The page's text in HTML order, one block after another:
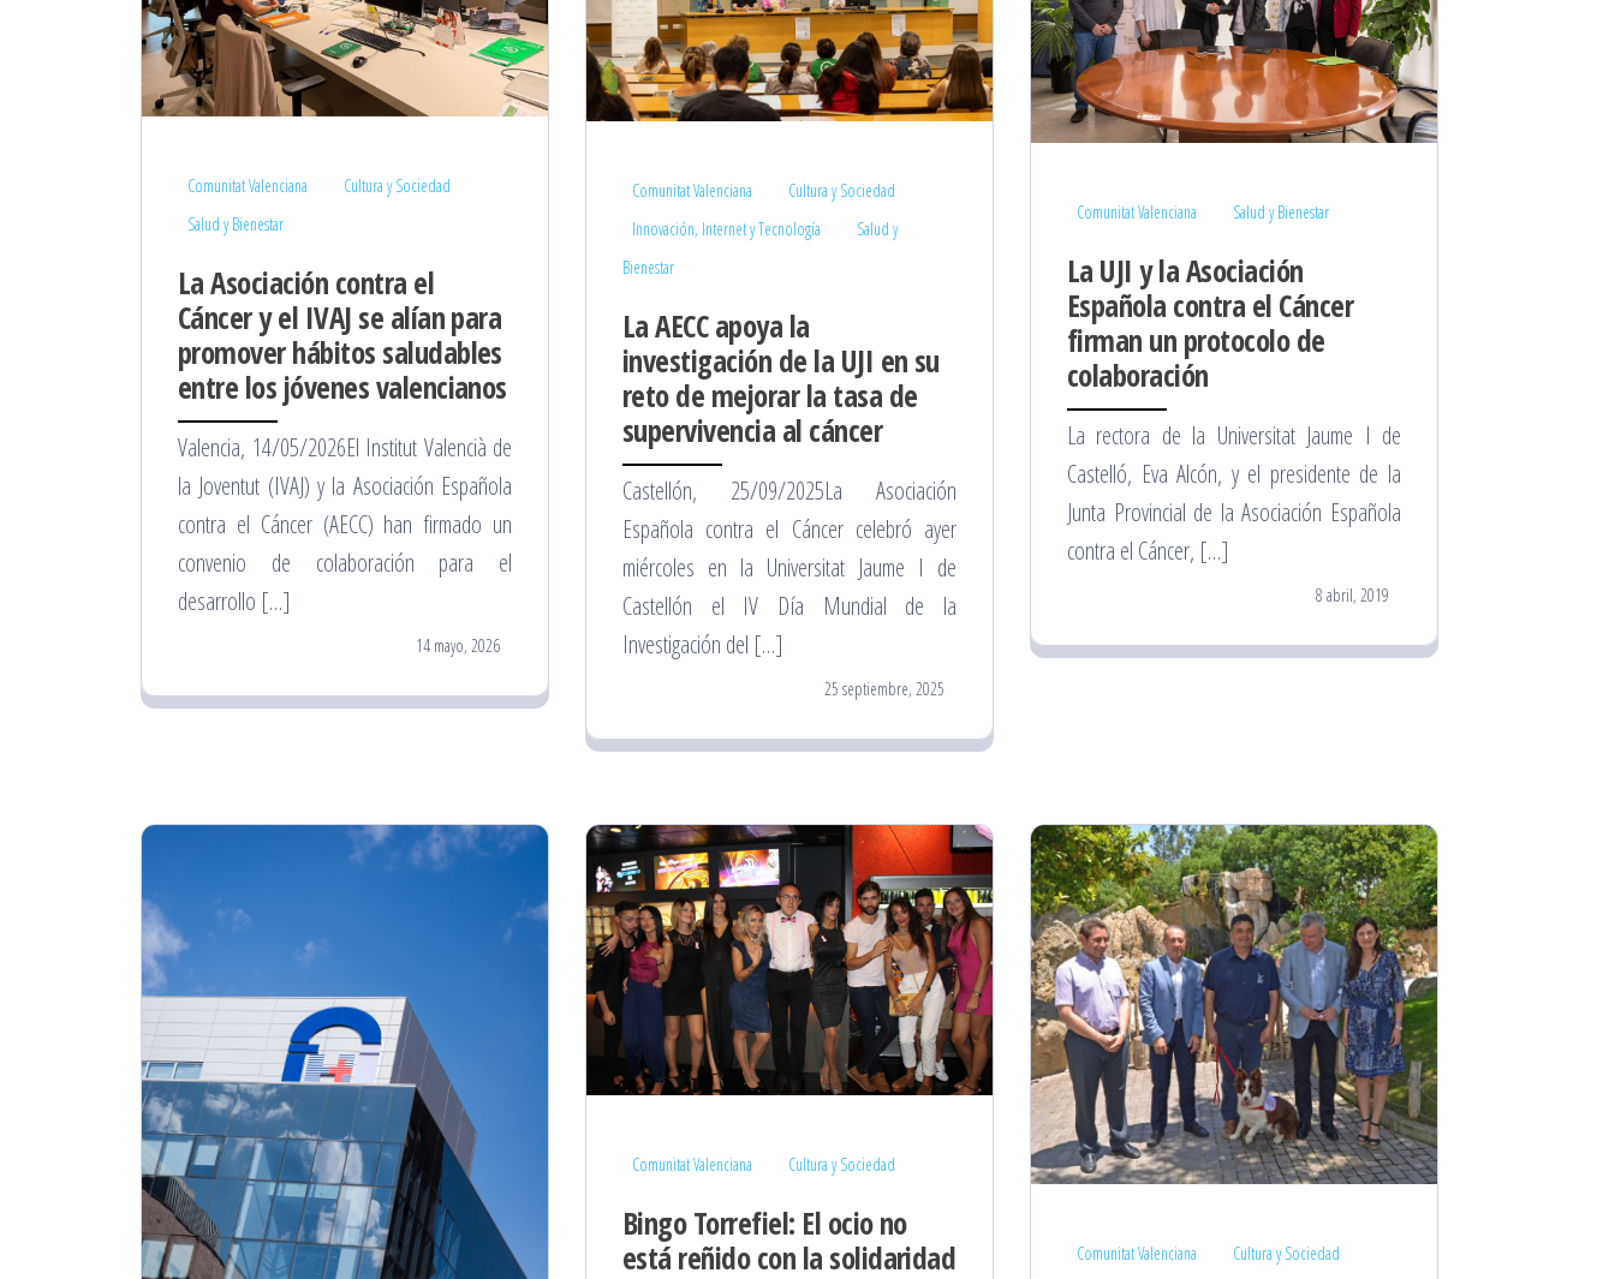
Comunitat Valenciana
Cultura y Sociedad
Salud y Bienestar
La Asociación contra el
Cáncer y el IVAJ se alían para
promover hábitos saludables
entre los jóvenes valencianos
Valencia, 14/05/2026El Institut Valencià de
la Joventut (IVAJ) y la Asociación Española
contra el Cáncer (AECC) han firmado un
convenio de colaboración para el
desarrollo […]
14 mayo, 2026
Comunitat Valenciana
Cultura y Sociedad
Innovación, Internet y Tecnología
Salud y
Bienestar
La AECC apoya la
investigación de la UJI en su
reto de mejorar la tasa de
supervivencia al cáncer
Castellón, 25/09/2025La Asociación
Española contra el Cáncer celebró ayer
miércoles en la Universitat Jaume I de
Castellón el IV Día Mundial de la
Investigación del […]
25 septiembre, 2025
Comunitat Valenciana Salud y Bienestar
La UJI y la Asociación
Española contra el Cáncer
firman un protocolo de
colaboración
La rectora de la Universitat Jaume I de
Castelló, Eva Alcón, y el presidente de la
Junta Provincial de la Asociación Española
contra el Cáncer, […]
8 abril, 2019
Comunitat Valenciana Cultura y Sociedad
Bingo Torrefiel: El ocio no
está reñido con la solidaridad
Comunitat Valenciana
Cultura y Sociedad